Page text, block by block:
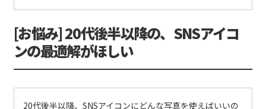
[お悩み] 20代後半以降の、SNSアイコ
ンの最適解がほしい
20代後半以降、SNSアイコンにどんな写真を使えばいいの